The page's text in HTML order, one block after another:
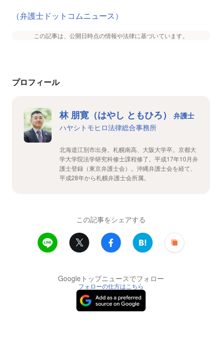
（弁護士ドットコムニュース）
この記事は、公開日時点の情報や法律に基づいています。
プロフィール
林 朋寛（はやし ともひろ）
弁護士
ハヤシトモヒロ法律総合事務所
北海道江別市出身。札幌南高、大阪大学卒。京都大
学大学院法学研究科修士課程修了。平成17年10月弁
護士登録（東京弁護士会）。沖縄弁護士会を経て、
平成28年から札幌弁護士会所属。
この記事をシェアする
Googleトップニュースでフォロー
フォローの仕方はこちら